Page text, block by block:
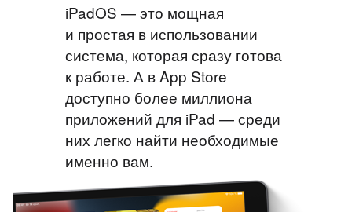
iPadOS — это мощная
и простая в использовании
система, которая сразу готова
к работе. А в App Store
доступно более миллиона
приложений для iPad — среди
них легко найти необходимые
именно вам.